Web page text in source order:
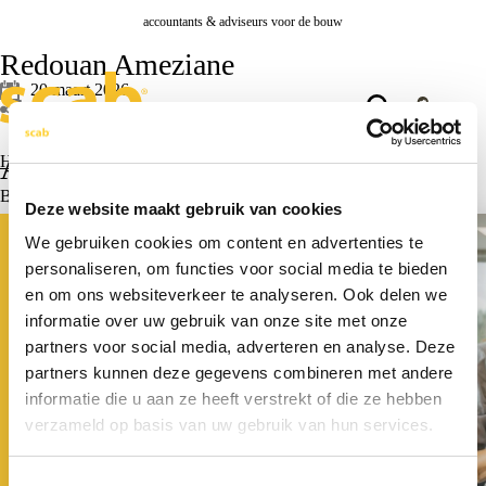
Deze website maakt gebruik van cookies
We gebruiken cookies om content en advertenties te
personaliseren, om functies voor social media te bieden
en om ons websiteverkeer te analyseren. Ook delen we
informatie over uw gebruik van onze site met onze
partners voor social media, adverteren en analyse. Deze
partners kunnen deze gegevens combineren met andere
informatie die u aan ze heeft verstrekt of die ze hebben
verzameld op basis van uw gebruik van hun services.
accountants & adviseurs voor de bouw
Home>Redouan Ameziane
Redouan Ameziane
20 maart 2026
Actueel
Bekijk alle actualiteiten >